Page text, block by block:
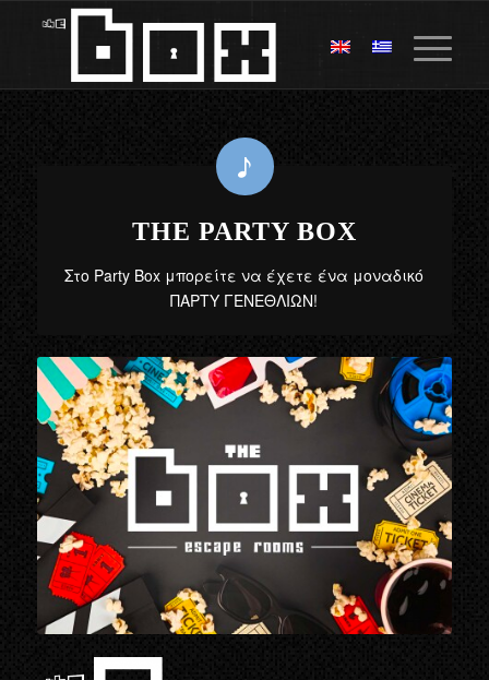
THE PARTY BOX
Στο Party Box μπορείτε να έχετε ένα μοναδικό
ΠΑΡΤΥ ΓΕΝΕΘΛΙΩΝ!